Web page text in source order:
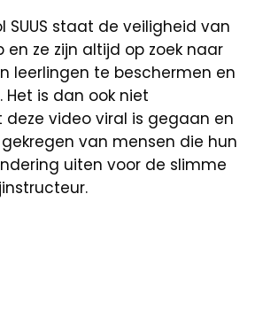
SUUS staat de veiligheid van
en ze zijn altijd op zoek naar
leerlingen te beschermen en
is dan ook niet
deze video viral is gegaan en
van mensen die hun
uiten voor de slimme